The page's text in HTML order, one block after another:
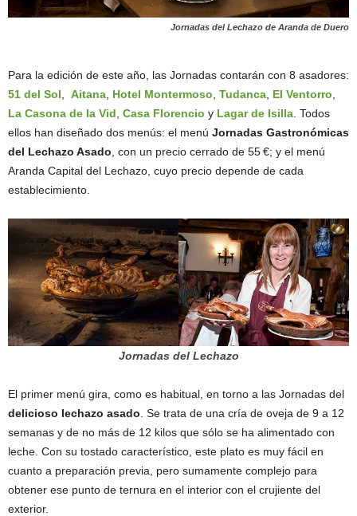
Jornadas del Lechazo de Aranda de Duero
Para la edición de este año, las Jornadas contarán con 8 asadores:
51 del Sol, Aitana, Hotel Montermoso, Tudanca, El Ventorro,
La Casona de la Vid, Casa Florencio y Lagar de Isilla. Todos
ellos han diseñado dos menús: el menú Jornadas Gastronómicas
del Lechazo Asado, con un precio cerrado de 55 €; y el menú
Aranda Capital del Lechazo, cuyo precio depende de cada
establecimiento.
Jornadas del Lechazo
El primer menú gira, como es habitual, en torno a las Jornadas del
delicioso lechazo asado . Se trata de una cría de oveja de 9 a 12
semanas y de no más de 12 kilos que sólo se ha alimentado con
leche. Con su tostado característico, este plato es muy fácil en
cuanto a preparación previa, pero sumamente complejo para
obtener ese punto de ternura en el interior con el crujiente del
exterior.